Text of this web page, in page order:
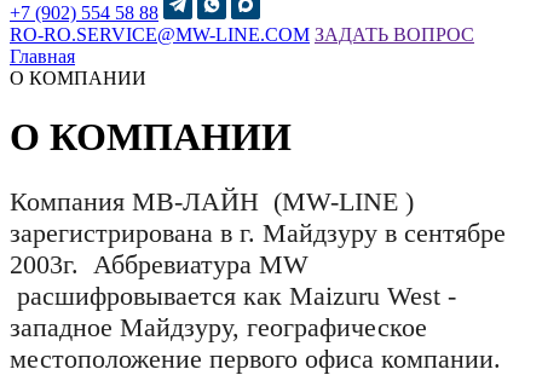
+7 (902) 554 58 88
RO-RO.SERVICE@MW-LINE.COM ЗАДАТЬ ВОПРОС
Главная
О КОМПАНИИ
О КОМПАНИИ
Компания МВ-ЛАЙН (MW-LINE )
зарегистрирована в г. Майдзуру в сентябре
2003г. Аббревиатура MW
расшифровывается как Maizuru West -
западное Майдзуру, географическое
местоположение первого офиса компании.